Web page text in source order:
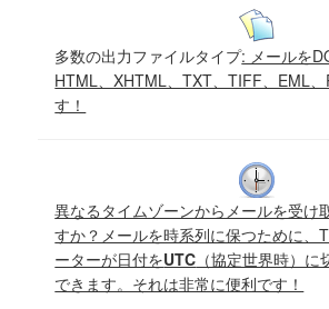
多数の出力ファイルタイプ: メールを
HTML、XHTML、TXT、TIFF、EML、
す！
異なるタイムゾーンからメールを受け
すか？メールを時系列に保つために、
ーターが日付をUTC （協定世界時）
できます。それは非常に便利です！